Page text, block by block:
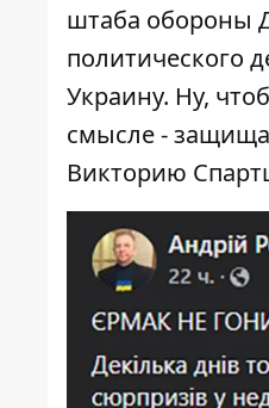
штаба обороны
политического
Украину. Ну,
смысле -
Викторию